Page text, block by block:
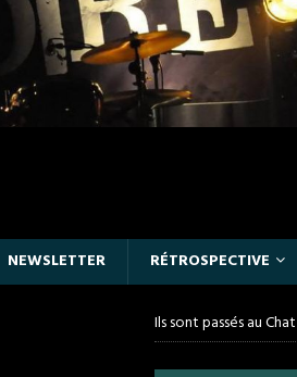
NEWSLETTER RÉTROSPECTIVE
Ils sont passés au Chat